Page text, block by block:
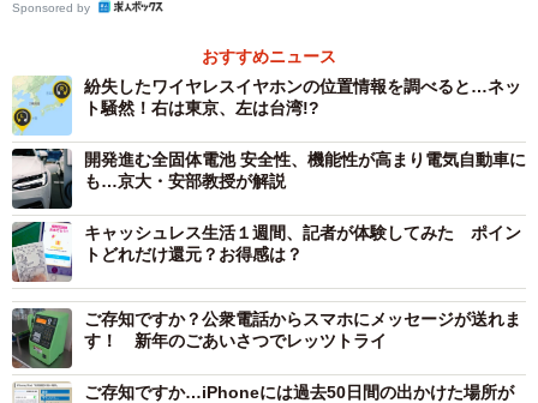
Sponsored by
おすすめニュース
紛失したワイヤレスイヤホンの位置情報を調べると…ネッ
ト騒然！右は東京、左は台湾!?
開発進む全固体電池 安全性、機能性が高まり電気自動車に
も…京大・安部教授が解説
キャッシュレス生活１週間、記者が体験してみた ポイン
トどれだけ還元？お得感は？
ご存知ですか？公衆電話からスマホにメッセージが送れま
す！ 新年のごあいさつでレッツトライ
ご存知ですか…iPhoneには過去50日間の出かけた場所が